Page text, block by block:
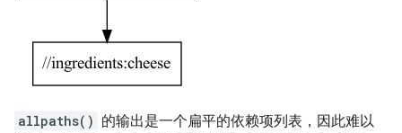
allpaths() 的输出是一个扁平的依赖项列表，因此难以